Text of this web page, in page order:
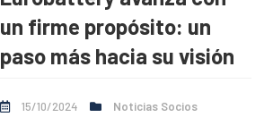
un firme propósito: un
paso más hacia su visión
15/10/2024 Noticias Socios